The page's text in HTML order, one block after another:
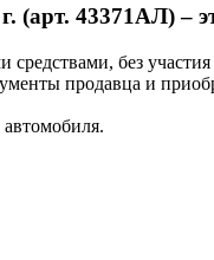
(арт. 43371АЛ) –
без участия
продавца и